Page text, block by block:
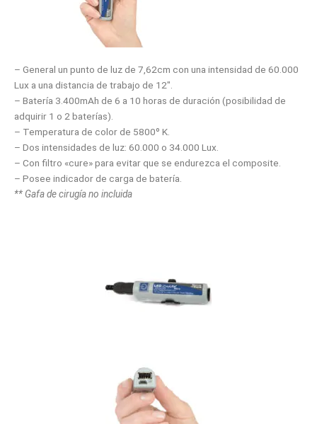
– General un punto de luz de 7,62cm con una intensidad de 60.000
Lux a una distancia de trabajo de 12″.
– Batería 3.400mAh de 6 a 10 horas de duración (posibilidad de
adquirir 1 o 2 baterías).
– Temperatura de color de 5800º K.
– Dos intensidades de luz: 60.000 o 34.000 Lux.
– Con filtro «cure» para evitar que se endurezca el composite.
– Posee indicador de carga de batería.
** Gafa de cirugía no incluida